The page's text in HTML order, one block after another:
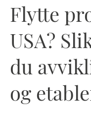
Flytte
USA?
du
og